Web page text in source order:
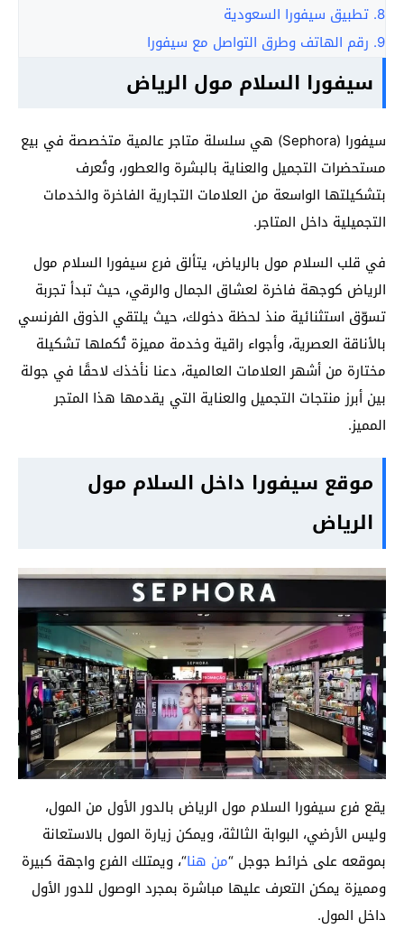
8. تطبيق سيفورا السعودية
9. رقم الهاتف وطرق التواصل مع سيفورا
سيفورا السلام مول الرياض
سيفورا (Sephora) هي سلسلة متاجر عالمية متخصصة في بيع
مستحضرات التجميل والعناية بالبشرة والعطور، وتُعرف
بتشكيلتها الواسعة من العلامات التجارية الفاخرة والخدمات
التجميلية داخل المتاجر.
في قلب السلام مول بالرياض، يتألق فرع سيفورا السلام مول
الرياض كوجهة فاخرة لعشاق الجمال والرقي، حيث تبدأ تجربة
تسوّق استثنائية منذ لحظة دخولك، حيث يلتقي الذوق الفرنسي
بالأناقة العصرية، وأجواء راقية وخدمة مميزة تُكملها تشكيلة
مختارة من أشهر العلامات العالمية، دعنا نأخذك لاحقًا في جولة
بين أبرز منتجات التجميل والعناية التي يقدمها هذا المتجر
المميز.
موقع سيفورا داخل السلام مول
الرياض
يقع فرع سيفورا السلام مول الرياض بالدور الأول من المول،
وليس الأرضي، البوابة الثالثة، ويمكن زيارة المول بالاستعانة
بموقعه على خرائط جوجل “من هنا“، ويمتلك الفرع واجهة كبيرة
ومميزة يمكن التعرف عليها مباشرة بمجرد الوصول للدور الأول
داخل المول.